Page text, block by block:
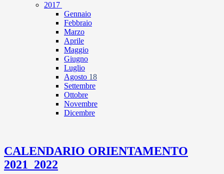
2017
Gennaio
Febbraio
Marzo
Aprile
Maggio
Giugno
Luglio
Agosto 18
Settembre
Ottobre
Novembre
Dicembre
CALENDARIO ORIENTAMENTO
2021_2022